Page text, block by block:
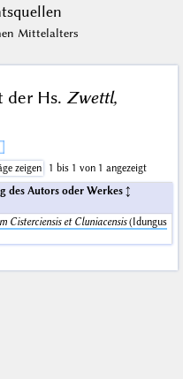
Mittelalters
der Hs. Zwettl,
zeigen
1 bis 1 von 1 angezeigt
des Autors oder Werkes
Cisterciensis et Cluniacensis(Idungus